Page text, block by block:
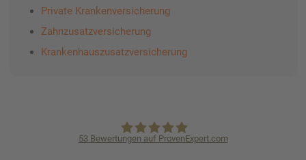
Private Krankenversicherung
Zahnzusatzversicherung
Krankenhauszusatzversicherung
53 Bewertungen auf ProvenExpert.com